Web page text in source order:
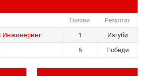
Голови Резултат
Инжинеринг 1
Изгуби
5 Победи